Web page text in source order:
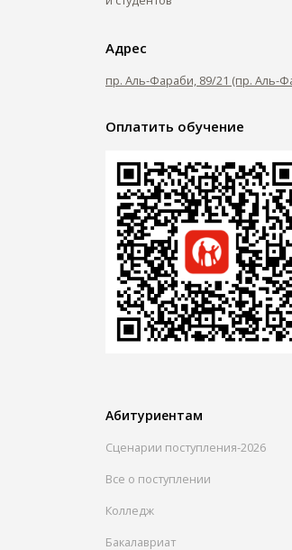
Адрес
пр. Аль-Фараби, 89/21 (пр. Аль-
Оплатить обучение
Абитуриентам
Сценарии поступления-2026
Все о поступлении
Колледж
Бакалавриат